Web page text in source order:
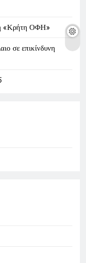
«Κρήτη ΟΦΗ»
σε επικίνδυνη